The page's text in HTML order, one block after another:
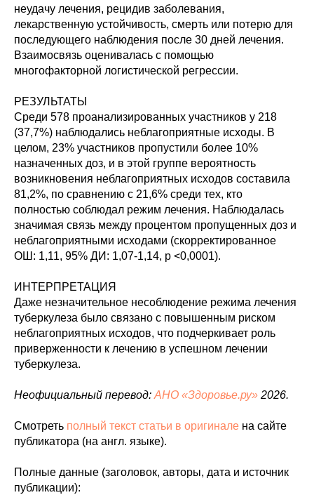
неудачу лечения, рецидив заболевания,
лекарственную устойчивость, смерть или потерю для
последующего наблюдения после 30 дней лечения.
Взаимосвязь оценивалась с помощью
многофакторной логистической регрессии.
РЕЗУЛЬТАТЫ
Среди 578 проанализированных участников у 218
(37,7%) наблюдались неблагоприятные исходы. В
целом, 23% участников пропустили более 10%
назначенных доз, и в этой группе вероятность
возникновения неблагоприятных исходов составила
81,2%, по сравнению с 21,6% среди тех, кто
полностью соблюдал режим лечения. Наблюдалась
значимая связь между процентом пропущенных доз и
неблагоприятными исходами (скорректированное
ОШ: 1,11, 95% ДИ: 1,07-1,14, p <0,0001).
ИНТЕРПРЕТАЦИЯ
Даже незначительное несоблюдение режима лечения
туберкулеза было связано с повышенным риском
неблагоприятных исходов, что подчеркивает роль
приверженности к лечению в успешном лечении
туберкулеза.
Неофициальный перевод: АНО «Здоровье.ру» 2026.
Смотреть полный текст статьи в оригинале на сайте
публикатора (на англ. языке).
Полные данные (заголовок, авторы, дата и источник
публикации):